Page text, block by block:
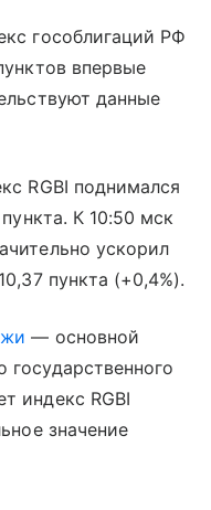
гособлигаций РФ
впервые
данные
RGBI поднимался
К 10:50 мск
ускорил
пункта (+0,4%).
— основной
государственного
индекс RGBI
значение